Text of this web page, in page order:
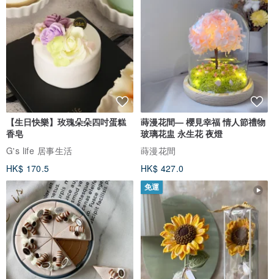
【生日快樂】玫瑰朵朵四吋蛋糕
香皂
G's life 居事生活
HK$ 170.5
蒔漫花間— 櫻見幸福 情人節禮物
玻璃花盅 永生花 夜燈
蒔漫花間
HK$ 427.0
免運